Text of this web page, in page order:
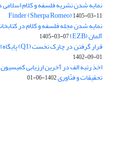
Finder (Sherpa Romeo)1405-03-11
نمایه شدن مجله فلسفه و کلام در
آلمان (EZB) 1405-03-07
قرار گرفتن در چارک نخست (Q1) پایگاه استنادی علوم جهان اسلام (ISC)
1402-09-01
اخذ رتبه الف در آخرین ارزیابی
تحقیقات و فنّاوری1402-06-01